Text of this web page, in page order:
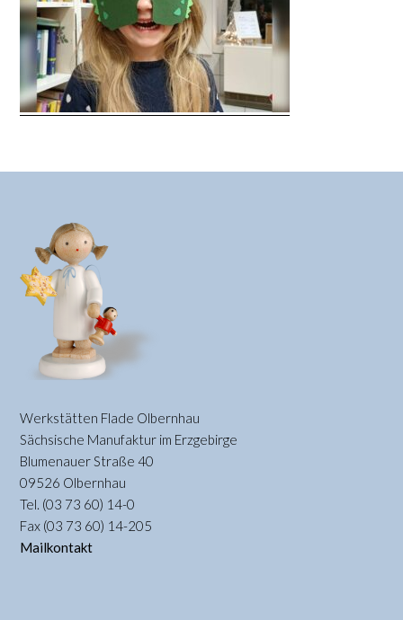
Werkstätten Flade Olbernhau
Sächsische Manufaktur im Erzgebirge
Blumenauer Straße 40
09526 Olbernhau
Tel. (03 73 60) 14-0
Fax (03 73 60) 14-205
Mailkontakt